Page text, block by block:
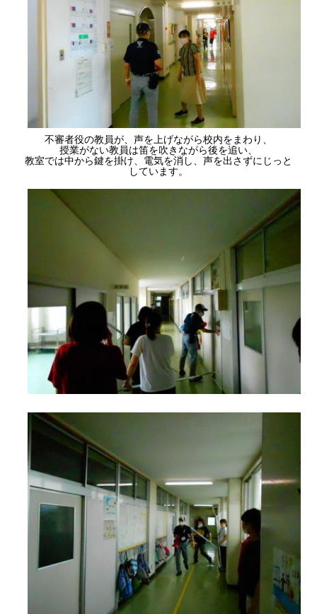
不審者役の教員が、声を上げながら校内をまわり、
授業がない教員は笛を吹きながら後を追い、
教室では中から鍵を掛け、電気を消し、声を出さずにじっと
しています。